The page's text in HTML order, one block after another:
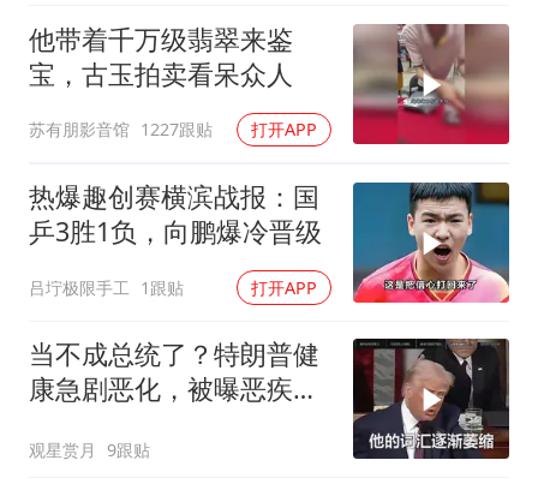
他带着千万级翡翠来鉴
宝，古玉拍卖看呆众人
苏有朋影音馆 1227跟贴 打开APP
热爆趣创赛横滨战报：国
乒3胜1负，向鹏爆冷晋级
吕坾极限手工 1跟贴 打开APP
当不成总统了？特朗普健
康急剧恶化，被曝恶疾缠
观星赏月 9跟贴